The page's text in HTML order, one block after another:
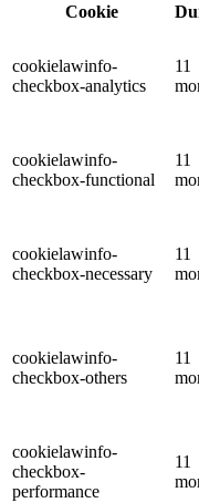
Cookie
cookielawinfo-
checkbox-analytics
11
cookielawinfo-
checkbox-functional
11
cookielawinfo-
checkbox-necessary
11
cookielawinfo-
checkbox-others
11
cookielawinfo-
checkbox-
performance
11